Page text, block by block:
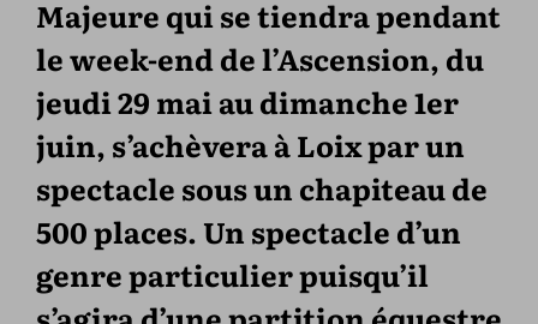
Majeure qui se tiendra pendant
le week-end de l’Ascension, du
jeudi 29 mai au dimanche 1er
juin, s’achèvera à Loix par un
spectacle sous un chapiteau de
500 places. Un spectacle d’un
genre particulier puisqu’il